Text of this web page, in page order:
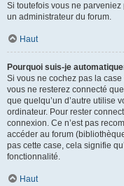
Si toutefois vous ne
un administrateur du forum.
Haut
Pourquoi suis-je
Si vous ne cochez pas la case
vous ne resterez connecté
que quelqu’un d’autre utilise
ordinateur. Pour rester
connexion. Ce n’est pas
accéder au forum
pas cette case, cela signifie
fonctionnalité.
Haut